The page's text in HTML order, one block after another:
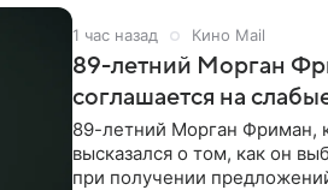
1 час назад Кино Mail
89-летний Морган
соглашается на
89-летний Морган Фриман,
высказался о том, как он
при получении